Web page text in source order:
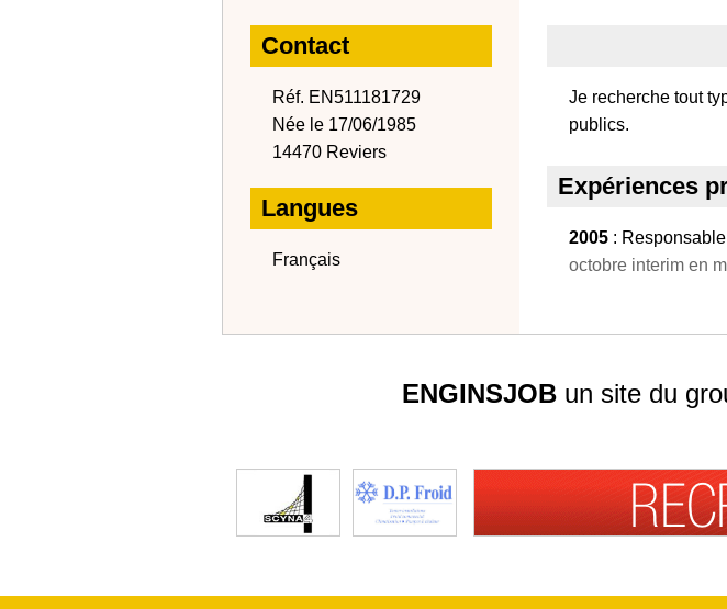
Contact
Réf. EN511181729
Née le 17/06/1985
14470 Reviers
Langues
Français
Je recherche tout
publics.
Expériences
2005 :
octobre interim en
ENGINSJOB un site du